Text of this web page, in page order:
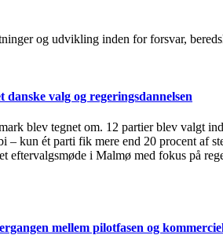
og udvikling inden for forsvar,
valg og regeringsdannelsen
blev tegnet om. 12 partier blev valgt
kun ét parti fik mere end 20 procent af
eftervalgsmøde i Malmø med fokus på
mellem pilotfasen og